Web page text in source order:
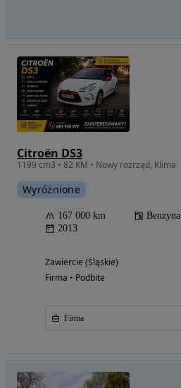
Citroën DS3
1199 cm3 • 82 KM • Nowy rozrząd, Klima
Wyróżnione
167 000 km Benzyna
2013
Zawiercie (Śląskie)
Firma • Podbite
Firma